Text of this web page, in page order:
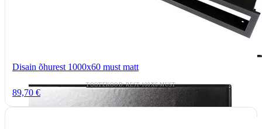
Disain õhurest 1000x60 must matt
TOOTEKOOD: REST-100X6-MUST
89,70 €